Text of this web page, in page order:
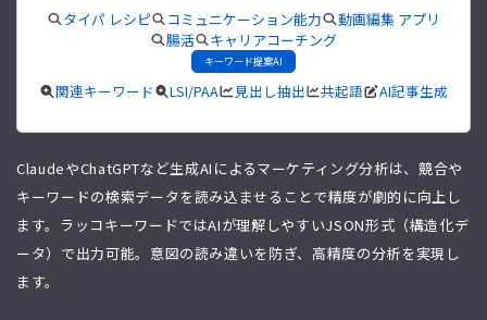
タイパ レシピ コミュニケーション能力
動画編集 アプリ
腸活
キャリアコーチング
キーワード提案AI
関連キーワード LSI/PAA 見出し抽出 共起語 AI記事生成
ClaudeやChatGPTなど生成AIによるマーケティング分析は、競合や
キーワードの検索データを読み込ませることで精度が劇的に向上し
ます。ラッコキーワードではAIが理解しやすいJSON形式（構造化デ
ータ）で出力可能。意図の読み違いを防ぎ、高精度の分析を実現し
ます。